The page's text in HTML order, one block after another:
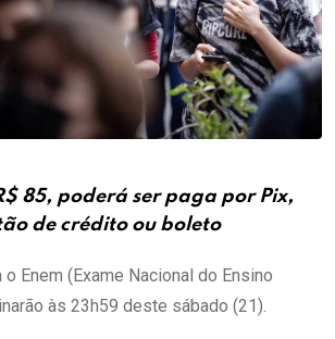
85, poderá ser paga por Pix,
de crédito ou boleto
Enem (Exame Nacional do Ensino
às 23h59 deste sábado (21).